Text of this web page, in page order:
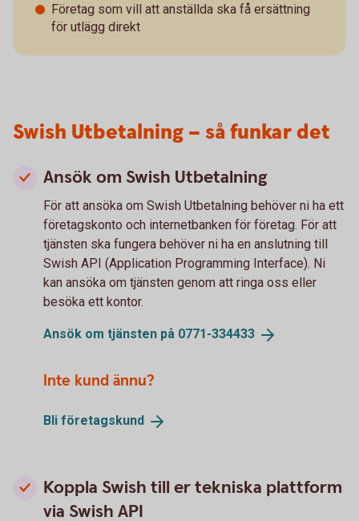
Företag som vill att anställda ska få ersättning
för utlägg direkt
Swish Utbetalning – så funkar det
Ansök om Swish Utbetalning
För att ansöka om Swish Utbetalning behöver ni ha ett
företagskonto och internetbanken för företag. För att
tjänsten ska fungera behöver ni ha en anslutning till
Swish API (Application Programming Interface). Ni
kan ansöka om tjänsten genom att ringa oss eller
besöka ett kontor.
Ansök om tjänsten på 0771-334433
Inte kund ännu?
Bli företagskund
Koppla Swish till er tekniska plattform
via Swish API